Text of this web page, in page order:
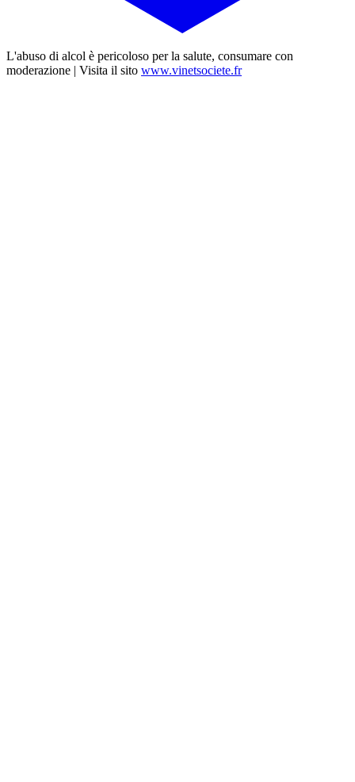
L'abuso di alcol è pericoloso per la salute, consumare con
moderazione | Visita il sito www.vinetsociete.fr